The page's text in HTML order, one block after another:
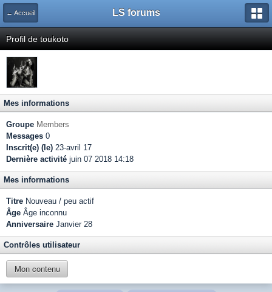
← Accueil LS forums
Profil de toukoto
Mes informations
Groupe Members
Messages 0
Inscrit(e) (le) 23-avril 17
Dernière activité juin 07 2018 14:18
Mes informations
Titre Nouveau / peu actif
Âge Âge inconnu
Anniversaire Janvier 28
Contrôles utilisateur
Mon contenu